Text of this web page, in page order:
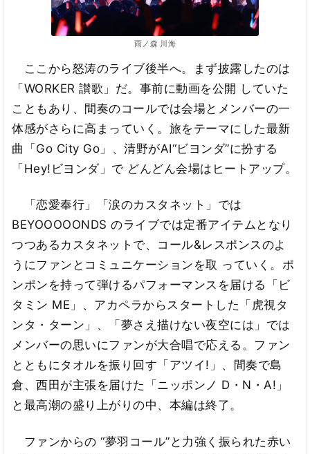
雨ノ森 川海
ここから怒涛のライブ後半へ。まず披露したのは
「WORKER 讃歌」だ。事前に動画を公開 していた
こともあり、間奏のコールでは会場とメンバーの一
体感がさらに高まっていく。旅をテーマにした最新
曲「Go City Go」、清野がAI“ビヨンダ”に扮する
「Hey!ビヨンダ」で どんどん会場はヒートアップ。
「恋愛奉行」「涙のカスタネット」では
BEYOOOOONDS のライブでは定番アイテムとなり
つつあるカスタネットで、コール&レスポンスのよ
うにファンとコミュニケーションを取 っていく。ポ
ンポンを持って弾けるパフォーマンスを届ける「ビ
タミン ME」、アカペラからスタートした「虎視タ
ンタ・ターン」、「夢さえ描けない夜空には」では
メンバーの思いにファンが大合唱で応える。ファン
とともにタオルを振り回す「アツイ!」、間奏で島
倉、西田が主張を届けた「ニッポンノ D・N・A!」
と最高潮の盛り上がりの中、本編は終了。
ファンからの “夢羽コール”と力強く振られた赤い